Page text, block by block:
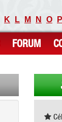
K L M N O P
FORUM